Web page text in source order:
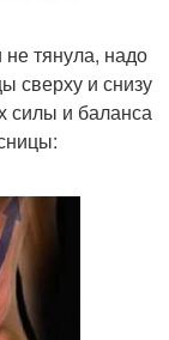
тянула, надо
сверху и снизу
силы и баланса